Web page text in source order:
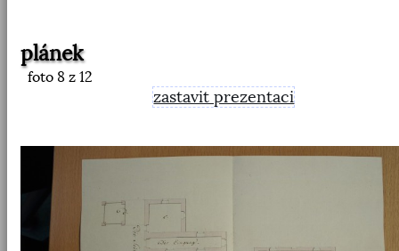
plánek
foto 8 z 12
zastavit prezentaci